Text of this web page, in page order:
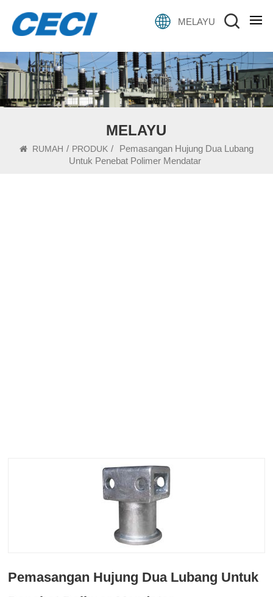
MELAYU
MELAYU
RUMAH / PRODUK /
Pemasangan Hujung Dua Lubang
Untuk Penebat Polimer Mendatar
Pemasangan Hujung Dua Lubang Untuk